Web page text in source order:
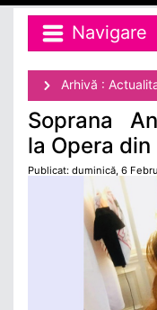
Navigare
Arhivă :
Soprana
la Opera din
Publicat: duminică, 6